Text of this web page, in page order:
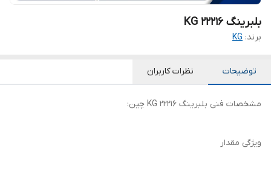
بلبرینگ KG 22216
برند: KG
توضیحات نظرات کاربران
مشخصات فنی بلبرینگ 22216 KG چین:
ویژگی مقدار